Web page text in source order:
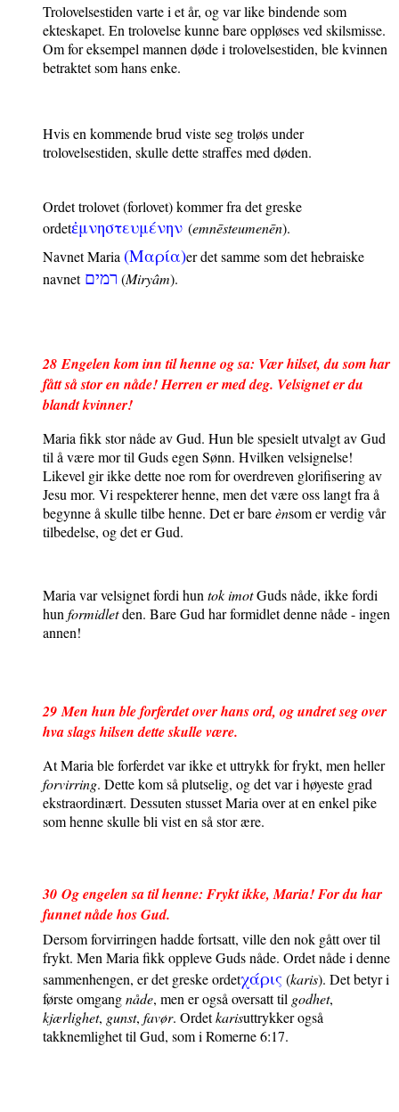
Trolovelsestiden varte i et år, og var like bindende som
ekteskapet. En trolovelse kunne bare oppløses ved skilsmisse.
Om for eksempel mannen døde i trolovelsestiden, ble kvinnen
betraktet som hans enke.
Hvis en kommende brud viste seg troløs under
trolovelsestiden, skulle dette straffes med døden.
Ordet trolovet (forlovet) kommer fra det greske
ordetἐμνηστευμένην (emnēsteumenēn).
Navnet Maria (Μαρια)er det samme som det hebraiske
navnet
רמים (Miryâm).
28 Engelen kom inn til henne og sa: Vær hilset, du som har
fått så stor en nåde! Herren er med deg. Velsignet er du
blandt kvinner!
Maria fikk stor nåde av Gud. Hun ble spesielt utvalgt av Gud
til å være mor til Guds egen Sønn. Hvilken velsignelse!
Likevel gir ikke dette noe rom for overdreven glorifisering av
Jesu mor. Vi respekterer henne, men det være oss langt fra å
begynne å skulle tilbe henne. Det er bareènsom er verdig vår
tilbedelse, og det er Gud.
Maria var velsignet fordi hun tok imotGuds nåde, ikke fordi
hun formidletden. Bare Gud har formidlet denne nåde - ingen
annen!
29 Men hun ble forferdet over hans ord, og undret seg over
hva slags hilsen dette skulle være.
At Maria ble forferdet var ikke et uttrykk for frykt, men heller
forvirring. Dette kom så plutselig, og det var i høyeste grad
ekstraordinært. Dessuten stusset Maria over at en enkel pike
som henne skulle bli vist en så stor ære.
30 Og engelen sa til henne: Frykt ikke, Maria! For du har
funnet nåde hos Gud.
Dersom forvirringen hadde fortsatt, ville den nok gått over til
frykt. Men Maria fikk oppleve Guds nåde. Ordet nåde i denne
sammenhengen, er det greske ordetχαρις (karis). Det betyr i
første omgangnåde, men er også oversatt til godhet,
kjærlighet, gunst, favør. Ordetkarisuttrykker også
takknemlighet til Gud, som i Romerne 6:17.